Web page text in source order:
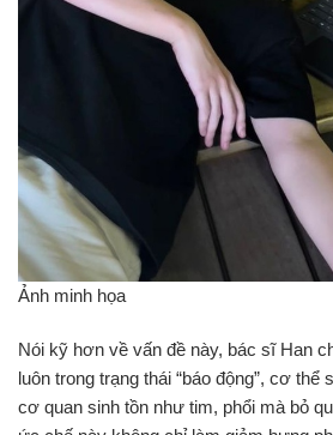
Ảnh minh họa
Nói kỹ hơn về vấn đề này, bác sĩ Han
luôn trong trạng thái “báo động”, cơ thể
cơ quan sinh tồn như tim, phổi mà bỏ